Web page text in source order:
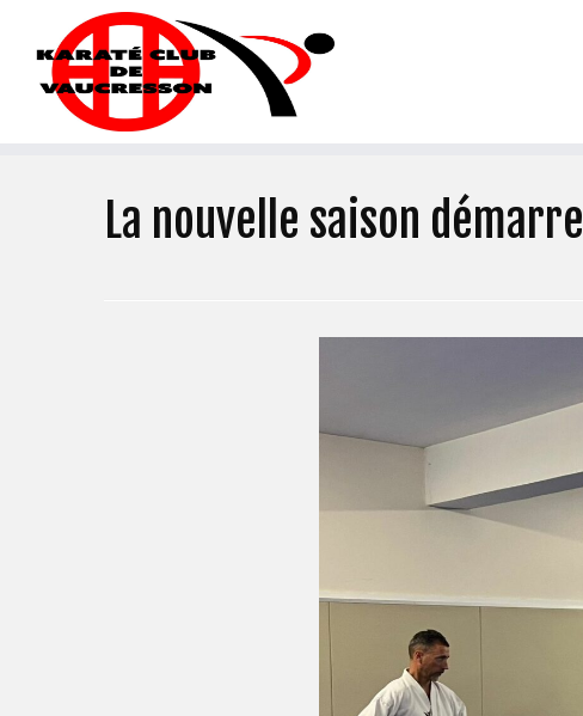
La nouvelle saison démarre